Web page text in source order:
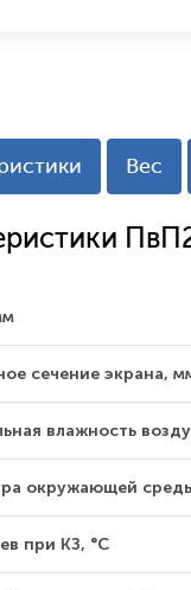
Вес
сечение экрана,
влажность
окружающей
при КЗ, °С